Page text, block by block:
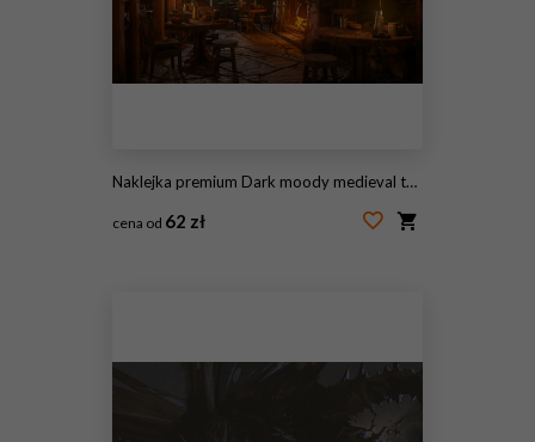
Naklejka premium Dark moody medieval tavern inn interior with food and drink on tables, burning open fireplace, candles and daylight through a window. 3D illustration.
cena od 62 zł